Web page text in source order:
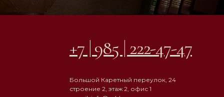
+7 | 985 | 222-47-47
Большой Каретный переулок, 24
строение 2, этаж 2, офис 1